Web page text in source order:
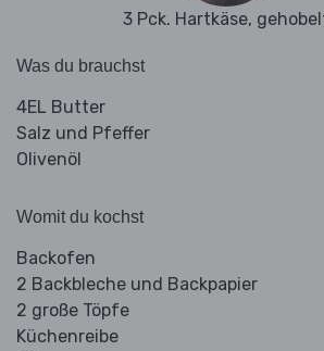
3 Pck. Hartkäse,
Was du brauchst
4EL Butter
Salz und Pfeffer
Olivenöl
Womit du kochst
Backofen
2 Backbleche und Backpapier
2 große Töpfe
Küchenreibe